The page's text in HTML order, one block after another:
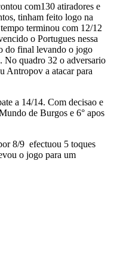
com130 atiradores e
tinham feito logo na
terminou com 12/12
o Portugues nessa
do final levando o jogo
No quadro 32 o adversario
Antropov a atacar para
a 14/14. Com decisao e
de Burgos e 6° apos
8/9 efectuou 5 toques
o jogo para um